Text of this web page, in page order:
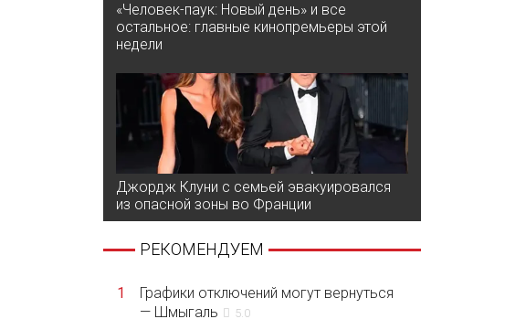
«Человек-паук: Новый день» и все
остальное: главные кинопремьеры этой
недели
Джордж Клуни с семьей эвакуировался
из опасной зоны во Франции
РЕКОМЕНДУЕМ
1
Графики отключений могут вернуться
— Шмыгаль
5.0